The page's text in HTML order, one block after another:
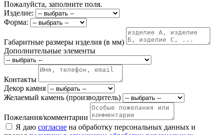
Пожалуйста, заполните поля.
Изделие:
Форма:
Габаритные размеры изделия (в мм)
Дополнительные элементы
Контакты
Декор камня
Желаемый камень (производитель)
Пожелания/комментарии
Я даю согласие на обработку персональных данных и